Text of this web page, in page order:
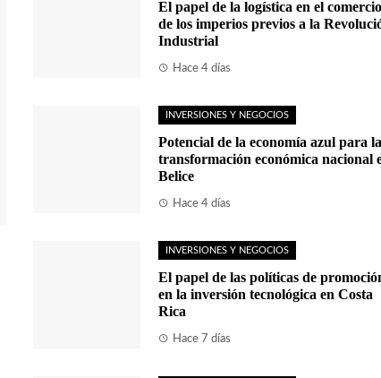
El papel de la logística en el comercio
de los imperios previos a la
Industrial
Hace 4 días
INVERSIONES Y NEGOCIOS
Potencial de la economía azul para la
transformación económica nacional
Belice
Hace 4 días
INVERSIONES Y NEGOCIOS
El papel de las políticas de
en la inversión tecnológica en Costa
Rica
Hace 7 días